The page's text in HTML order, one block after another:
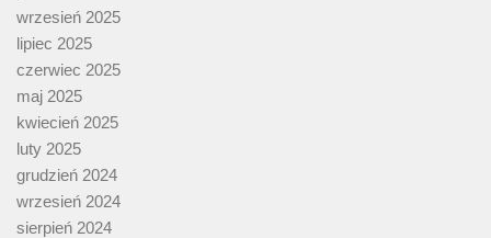
wrzesień 2025
lipiec 2025
czerwiec 2025
maj 2025
kwiecień 2025
luty 2025
grudzień 2024
wrzesień 2024
sierpień 2024